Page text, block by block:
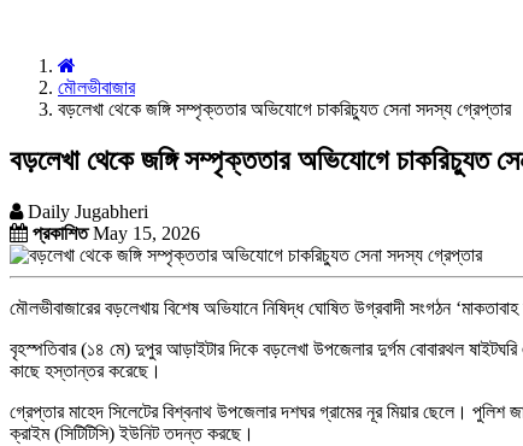
মৌলভীবাজার
বড়লেখা থেকে জঙ্গি সম্পৃক্ততার অভিযোগে চাকরিচ্যুত সেনা সদস্য গ্রেপ্তার
বড়লেখা থেকে জঙ্গি সম্পৃক্ততার অভিযোগে চাকরিচ্যুত
Daily Jugabheri
প্রকাশিতMay 15, 2026
মৌলভীবাজারের বড়লেখায় বিশেষ অভিযানে নিষিদ্ধ ঘোষিত উগ্রবাদী সংগঠন
বৃহস্পতিবার (১৪ মে) দুপুর আড়াইটার দিকে বড়লেখা উপজেলার দুর্গম বোবারথল ষাইটঘরি
কাছে হস্তান্তর করেছে।
গ্রেপ্তার মাহেদ সিলেটের বিশ্বনাথ উপজেলার দশঘর গ্রামের নূর মিয়ার ছেলে। পুলিশ
ক্রাইম (সিটিটিসি) ইউনিট তদন্ত করছে।